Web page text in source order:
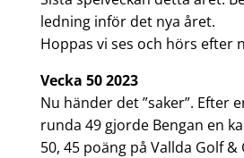
ledning inför det nya året.
Hoppas vi ses och hörs efter
Vecka 50 2023
Nu händer det ”saker”. Efter
runda 49 gjorde Bengan en
50, 45 poäng på Vallda Golf